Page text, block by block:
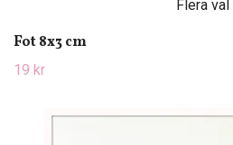
Flera val
Fot 8x3 cm
19 kr